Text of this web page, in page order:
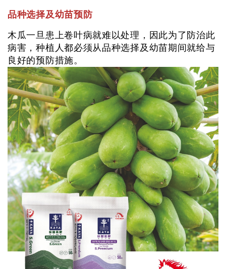
品种选择及幼苗预防
木瓜一旦患上卷叶病就难以处理，因此为了防治此
病害，种植人都必须从品种选择及幼苗期间就给与
良好的预防措施。